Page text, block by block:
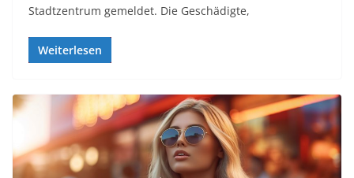
Stadtzentrum gemeldet. Die Geschädigte,
Weiterlesen